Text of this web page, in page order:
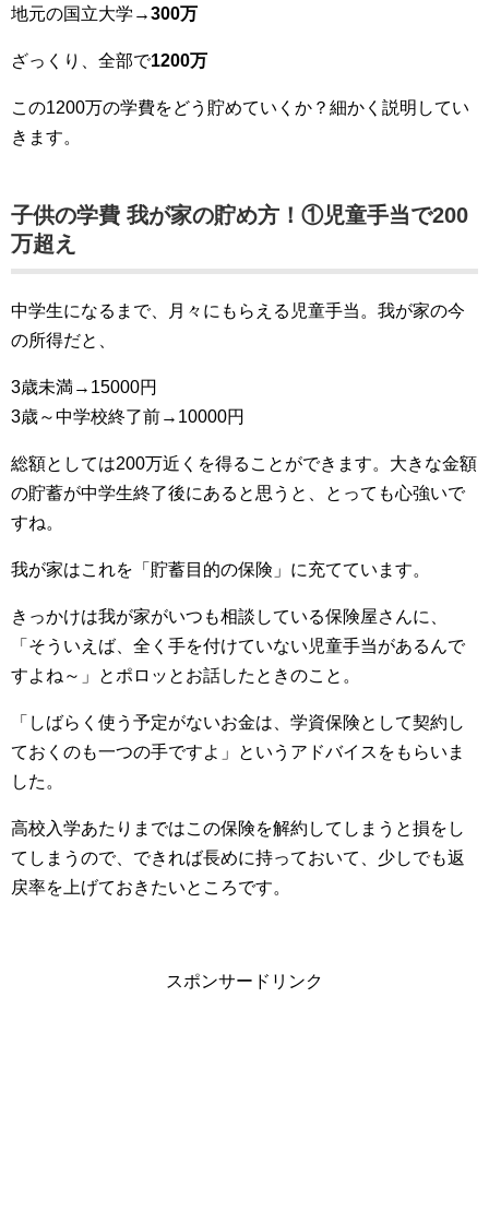
地元の国立大学 →300万
ざっくり、全部で1200万
この1200万の学費をどう貯めていくか？細かく説明してい
きます。
子供の学費 我が家の貯め方！①児童手当で200
万超え
中学生になるまで、月々にもらえる児童手当。我が家の今
の所得だと、
3歳未満→15000円
3歳～中学校終了前→10000円
総額としては200万近くを得ることができます。大きな金額
の貯蓄が中学生終了後にあると思うと、とっても心強いで
すね。
我が家はこれを「貯蓄目的の保険」に充てています。
きっかけは我が家がいつも相談している保険屋さんに、
「そういえば、全く手を付けていない児童手当があるんで
すよね～」とポロッとお話したときのこと。
「しばらく使う予定がないお金は、学資保険として契約し
ておくのも一つの手ですよ」というアドバイスをもらいま
した。
高校入学あたりまではこの保険を解約してしまうと損をし
てしまうので、できれば長めに持っておいて、少しでも返
戻率を上げておきたいところです。
スポンサードリンク